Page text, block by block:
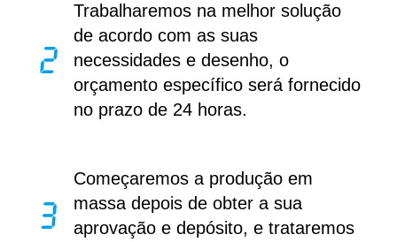
Trabalharemos na melhor solução
de acordo com as suas
necessidades e desenho, o
orçamento específico será fornecido
no prazo de 24 horas.
Começaremos a produção em
massa depois de obter a sua
aprovação e depósito, e trataremos